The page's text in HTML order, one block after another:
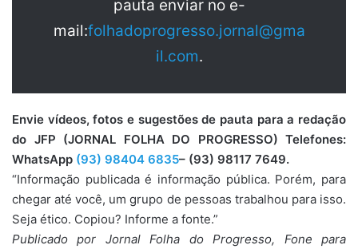
pauta enviar no e-
mail:folhadoprogresso.jornal@gma
il.com.
Envie vídeos, fotos e sugestões de pauta para a redação
do JFP (JORNAL FOLHA DO PROGRESSO) Telefones:
WhatsApp (93) 98404 6835– (93) 98117 7649.
“Informação publicada é informação pública. Porém, para
chegar até você, um grupo de pessoas trabalhou para isso.
Seja ético. Copiou? Informe a fonte.”
Publicado por Jornal Folha do Progresso, Fone para